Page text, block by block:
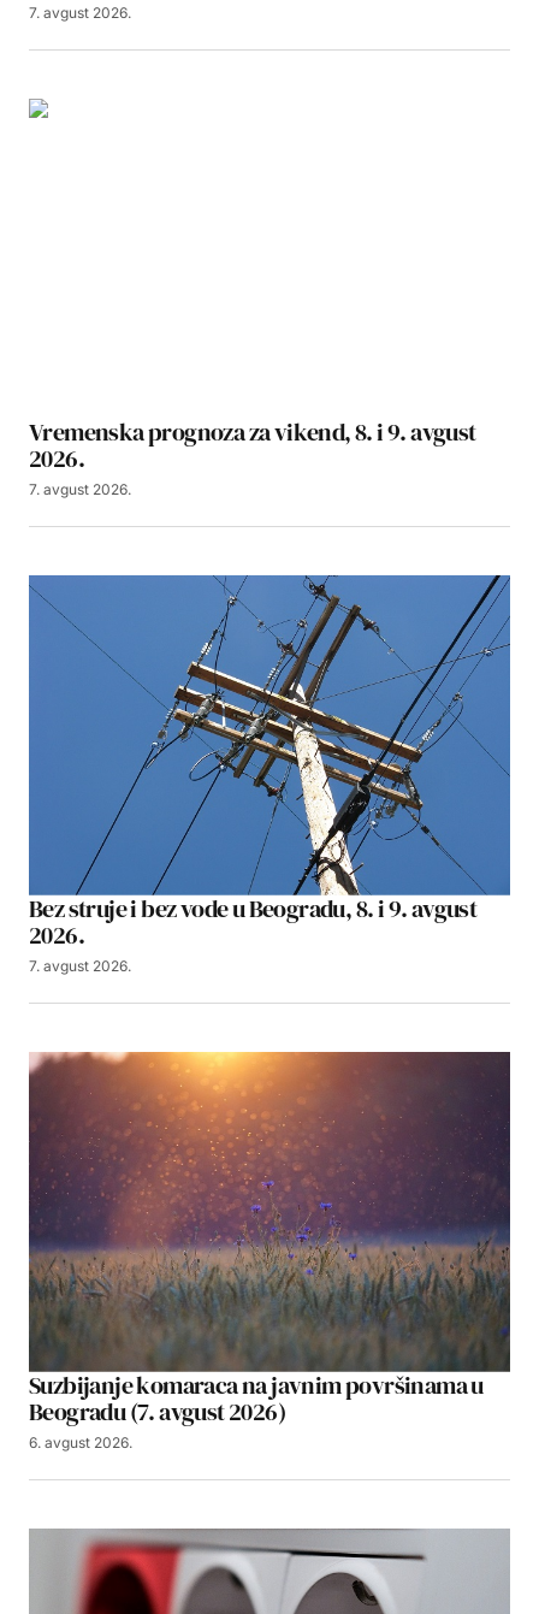
7. avgust 2026.
Vremenska prognoza za vikend, 8. i 9. avgust
2026.
7. avgust 2026.
Bez struje i bez vode u Beogradu, 8. i 9. avgust
2026.
7. avgust 2026.
Suzbijanje komaraca na javnim površinama u
Beogradu (7. avgust 2026)
6. avgust 2026.